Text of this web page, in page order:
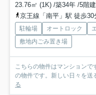
23.76㎡ (1K) /築34年 /5階建
京王線「南平」駅 徒歩30
駐輪場 オートロック
敷地内ごみ置き場
こちらの物件はマンション
の物件です。新しい日々を送
る